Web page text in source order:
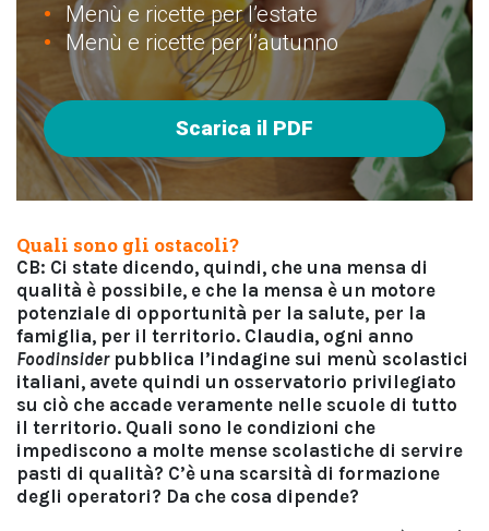
Menù e ricette per l’estate
Menù e ricette per l’autunno
Scarica il PDF
Quali sono gli ostacoli?
CB: Ci state dicendo, quindi, che una mensa di
qualità è possibile, e che la mensa è un motore
potenziale di opportunità per la salute, per la
famiglia, per il territorio. Claudia, ogni anno
Foodinsiderpubblica l’indagine sui menù scolastici
italiani, avete quindi un osservatorio privilegiato
su ciò che accade veramente nelle scuole di tutto
il territorio. Quali sono le condizioni che
impediscono a molte mense scolastiche di servire
pasti di qualità? C’è una scarsità di formazione
degli operatori? Da che cosa dipende?